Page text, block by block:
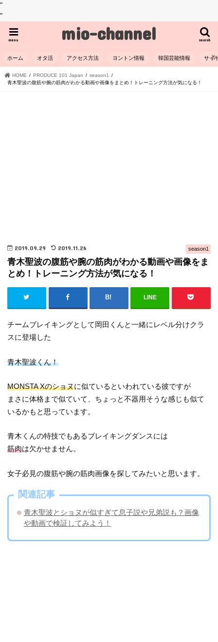
"
"
mio-channel search
menu
ホーム オタ活 アクセス方法 ヨントン情報 韓国芸能情報 サイ
HOME PRODUCE 101 Japan
season1
青木聖波の腹筋や腕の筋肉がわかる動画や画像をまとめ！トレーニング方法が気になる！
season1
2019.09.29 2019.11.26
青木聖波の腹筋や腕の筋肉がわかる動画や画像をま
とめ！トレーニング方法が気になる！
LINE
チームブレイキングとして岡田くんと一緒にレベル分けクラ
スに登場した
青木聖波くん！
MONSTA Xのショヌに似ているといわれている彼ですが
まさに体格まで似ていて、ちょっと不器用そうな感じも似て
いるかもと思っています。
青木くんの特技でもあるブレイキングダンスには
筋肉は欠かせません。
女子必見の腹筋や腕の筋肉画像を探してみたいと思います。
関連記事
青木聖波とショヌが似すぎて息子説や兄弟説も？画像
や動画で検証してみよう！